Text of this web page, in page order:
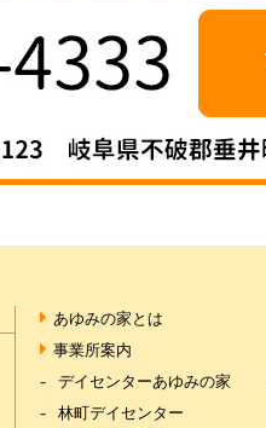
あゆみの家とは
事業所案内
デイセンターあゆみの家
林町デイセンター